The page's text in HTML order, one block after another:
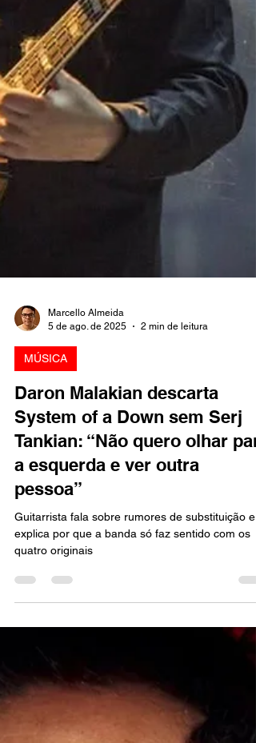
5 de ago. de 2025
2 min de leitura
MÚSICA
Daron Malakian descarta
System of a Down sem Serj
Tankian: “Não quero olhar
a esquerda e ver outra
pessoa”
Guitarrista fala sobre rumores de substituição e
explica por que a banda só faz sentido com os